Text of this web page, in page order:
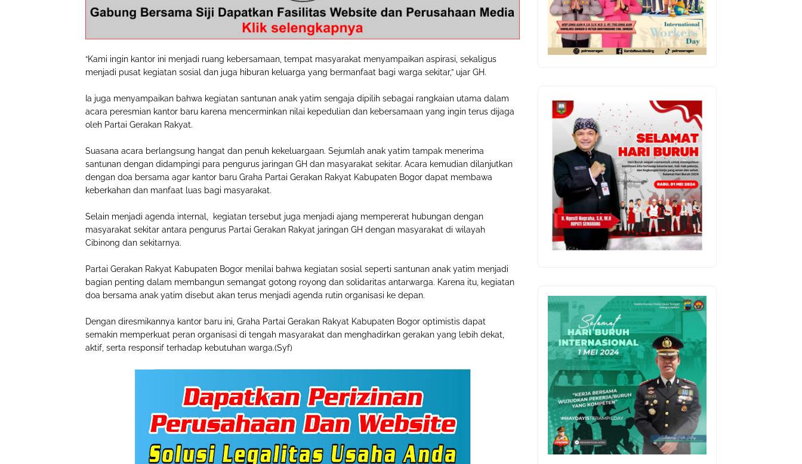
“Kami ingin kantor ini menjadi ruang kebersamaan, tempat masyarakat menyampaikan aspirasi, sekaligus
menjadi pusat kegiatan sosial dan juga hiburan keluarga yang bermanfaat bagi warga sekitar,” ujar GH.
Ia juga menyampaikan bahwa kegiatan santunan anak yatim sengaja dipilih sebagai rangkaian utama dalam
acara peresmian kantor baru karena mencerminkan nilai kepedulian dan kebersamaan yang ingin terus dijaga
oleh Partai Gerakan Rakyat.
Suasana acara berlangsung hangat dan penuh kekeluargaan. Sejumlah anak yatim tampak menerima
santunan dengan didampingi para pengurus jaringan GH dan masyarakat sekitar. Acara kemudian dilanjutkan
dengan doa bersama agar kantor baru Graha Partai Gerakan Rakyat Kabupaten Bogor dapat membawa
keberkahan dan manfaat luas bagi masyarakat.
Selain menjadi agenda internal, kegiatan tersebut juga menjadi ajang mempererat hubungan dengan
masyarakat sekitar antara pengurus Partai Gerakan Rakyat jaringan GH dengan masyarakat di wilayah
Cibinong dan sekitarnya.
Partai Gerakan Rakyat Kabupaten Bogor menilai bahwa kegiatan sosial seperti santunan anak yatim menjadi
bagian penting dalam membangun semangat gotong royong dan solidaritas antarwarga. Karena itu, kegiatan
doa bersama anak yatim disebut akan terus menjadi agenda rutin organisasi ke depan.
Dengan diresmikannya kantor baru ini, Graha Partai Gerakan Rakyat Kabupaten Bogor optimistis dapat
semakin memperkuat peran organisasi di tengah masyarakat dan menghadirkan gerakan yang lebih dekat,
aktif, serta responsif terhadap kebutuhan warga.(Syf)